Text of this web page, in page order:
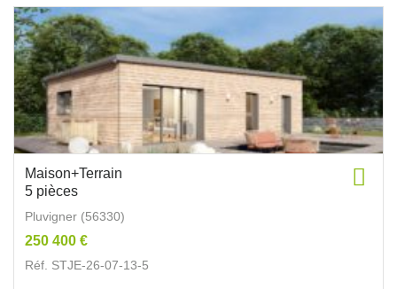
Maison+Terrain
5 pièces
Pluvigner (56330)
250 400 €
Réf. STJE-26-07-13-5